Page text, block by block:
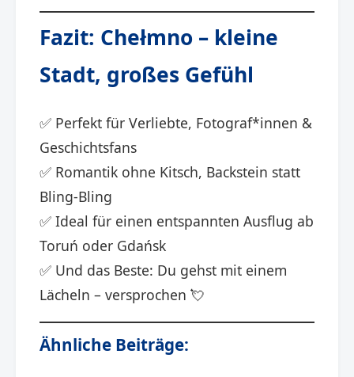
Fazit: Chełmno – kleine
Stadt, großes Gefühl
✅ Perfekt für Verliebte, Fotograf*innen &
Geschichtsfans
✅ Romantik ohne Kitsch, Backstein statt
Bling-Bling
✅ Ideal für einen entspannten Ausflug ab
Toruń oder Gdańsk
✅ Und das Beste: Du gehst mit einem
Lächeln – versprochen 💘
Ähnliche Beiträge: